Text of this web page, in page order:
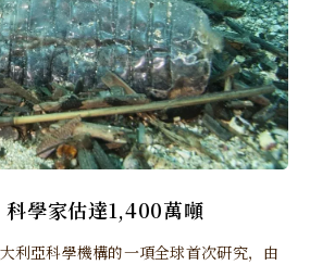
學家估達1,400萬噸
利亞科學機構的一項全球首次研究，由